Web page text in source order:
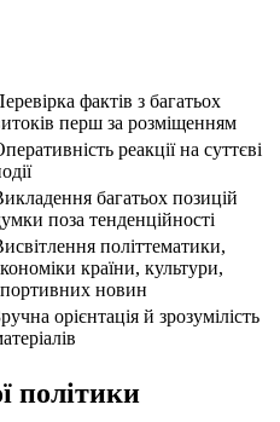
фактів з багатьох
перш за розміщенням
реакції на суттєві
багатьох позицій
поза тенденційності
політтематики,
країни, культури,
новин
орієнтація й зрозумілість
політики